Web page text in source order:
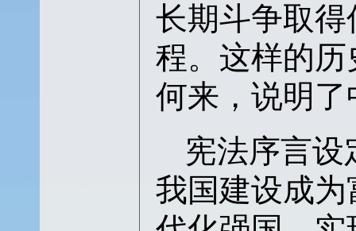
长期斗争取
程。这样的
何来，说明
宪法序言
我国建设成